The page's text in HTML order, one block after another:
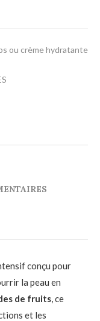
ou crème hydratante
conçu pour
la peau en
de fruits, ce
et les